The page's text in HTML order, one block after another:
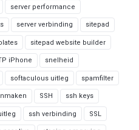
server performance
server verbinding sitepad
sitepad website builder
iPhone snelheid
softaculous uitleg spamfilter
SSH ssh keys
ssh verbinding SSL